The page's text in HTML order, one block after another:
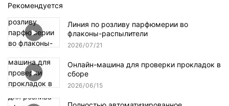
Рекомендуется
Линия по розливу парфюмерии во
флаконы-распылители
2026 07 21
Онлайн-машина для проверки прокладок в
сборе
2026 06 15